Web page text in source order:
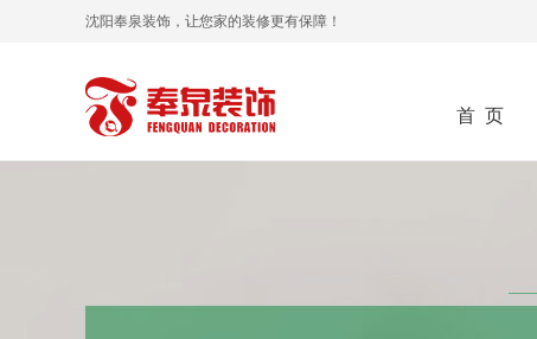
沈阳奉泉装饰，让您家的装修更有保障！
首 页